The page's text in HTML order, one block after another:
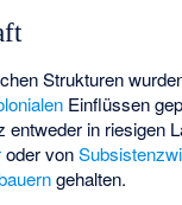
Strukturen
Einflüssen
entweder in riesigen
oder von
gehalten.